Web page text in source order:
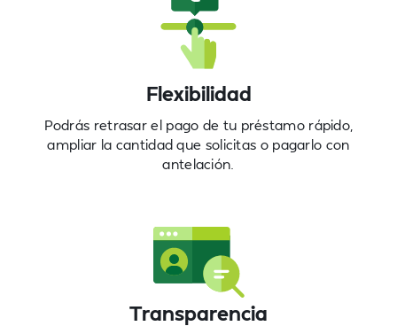
Flexibilidad
Podrás retrasar el pago de tu préstamo rápido,
ampliar la cantidad que solicitas o pagarlo con
antelación.
Transparencia